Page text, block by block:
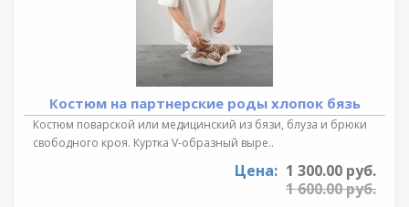
Костюм на партнерские роды хлопок бязь
Костюм поварской или медицинский из бязи, блуза и брюки
свободного кроя. Куртка V-образный выре..
Цена: 1 300.00 руб.
1 600.00 руб.